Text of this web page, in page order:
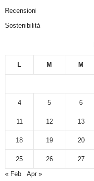
Recensioni
Sostenibilità
L M M
4 5 6
11 12 13
18 19 20
25 26 27
« Feb
Apr »